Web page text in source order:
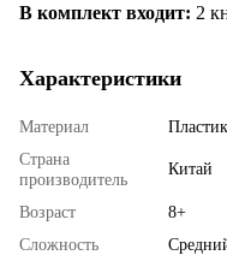
В комплект входит: 2
Характеристики
Материал
Пластик
Страна
производитель
Китай
Возраст
8+
Сложность